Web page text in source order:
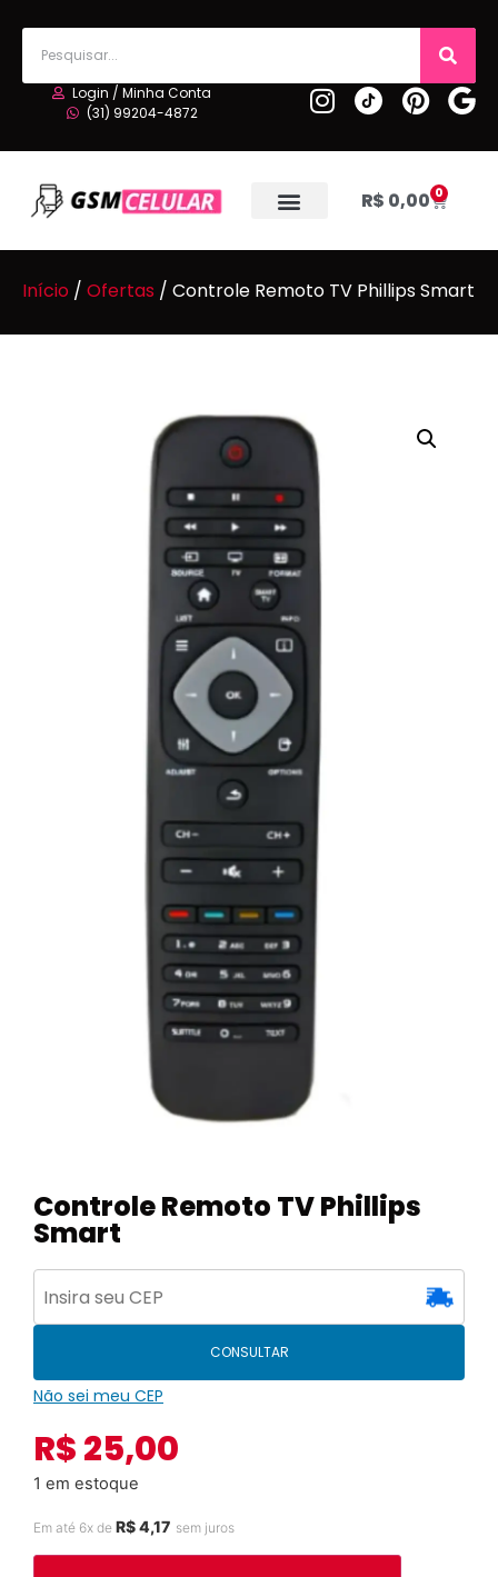
Login / Minha Conta
(31) 99204-4872
R$ 0,00 0
Início / Ofertas / Controle Remoto TV Phillips Smart
Controle Remoto TV Phillips
Smart
CONSULTAR
Não sei meu CEP
R$25,00
1 em estoque
Em até 6x de R$4,17 sem juros